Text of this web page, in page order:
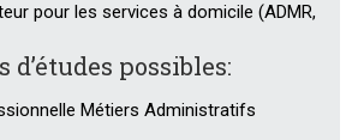
pour les services à domicile (ADMR,
d’études possibles:
Métiers Administratifs